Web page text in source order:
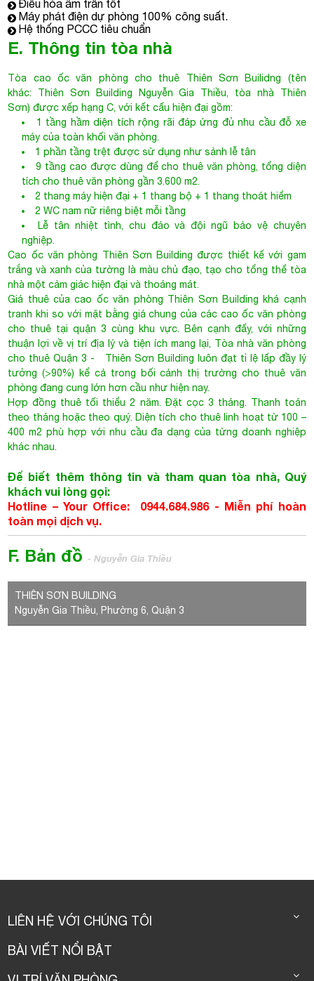
1 tầng hầm diện tích rộng rãi đáp ứng đủ nhu cầu đỗ xe
máy của toàn khối văn phòng.
1 phần tầng trệt được sử dụng như sảnh lễ tân
9 tầng cao được dùng để cho thuê văn phòng, tổng diện
2 thang máy hiện đại + 1 thang bộ + 1 thang thoát hiểm
2 WC nam nữ riêng biệt mỗi tầng
Lễ tân nhiệt tình, chu đáo và đội ngũ bảo vệ chuyên
nghiệp.
Cao ốc văn phòng Thiên Sơn Building được thiết kế với gam
trắng và xanh của tường là màu chủ đạo, tạo cho tổng thể tòa
nhà một cảm giác hiện đại và thoáng mát.
Giá thuê của cao ốc văn phòng Thiên Sơn Building khá cạnh
tranh khi so với mặt bằng giá chung của các cao ốc văn phòng
cho thuê tại quận 3 cùng khu vực. Bên cạnh đấy, với những
thuận lợi về vị trí địa lý và tiện ích mang lại,Tòa nhà văn phòng
cho thuê Quận 3
tưởng (>90%) kể cả trong bối cảnh thị trường cho thuê văn
phòng đang cung lớn hơn cầu như hiện nay.
Hợp đồng thuê tối thiểu 2 năm. Đặt cọc 3 tháng. Thanh toán
theo tháng hoặc theo quý. Diện tích cho thuê linh hoạt từ 100 –
400 m2 phù hợp với nhu cầu đa dạng của từng doanh nghiệp
khác nhau.
Để biết thêm thông tin và tham quan tòa nhà, Quý
khách vui lòng gọi:
Hotline – Your Office: 0944.684.986 -
toàn mọi dịch vụ.
F. Bản đồ
THIÊN SƠN BUILDING
Nguyễn Gia Thiều, Phường 6, Quận 3
© CopyRight by Youroffice 2016.